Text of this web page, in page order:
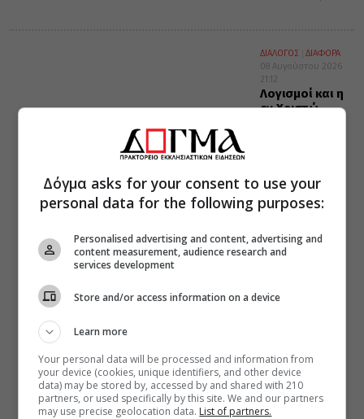
ΔΙΑΛΟΓΟΣ
ΔΙΑΦΟΡΑ
08 Αυγούστου 2026
21:12
Λογισμοί και η
εν Χριστώ
Δόγμα asks for your consent to use your
personal data for the following purposes:
Personalised advertising and content, advertising and
content measurement, audience research and
services development
Store and/or access information on a device
Learn more
Your personal data will be processed and information from
your device (cookies, unique identifiers, and other device
data) may be stored by, accessed by and shared with 210
partners, or used specifically by this site. We and our partners
may use precise geolocation data. List of partners.